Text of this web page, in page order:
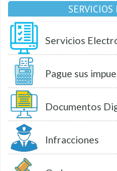
Servicios
Pague sus
Documentos
Infracciones